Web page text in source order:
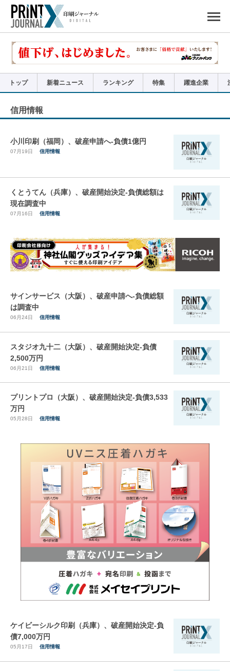
で
リ
ン
トップ 新着ニュース ランキング 特集 躍進企業
信用情報
小川印刷（福岡）、破産申請へ-負債1億円
07月19日 信用情報
くとうてん（兵庫）、破産開始決定-負債総額は
現在調査中
07月16日 信用情報
サインサービス（大阪）、破産申請へ-負債総額
は調査中
06月24日 信用情報
スタジオ九十二（大阪）、破産開始決定-負債
2,500万円
06月21日 信用情報
プリントプロ（大阪）、破産開始決定-負債3,533
万円
05月28日 信用情報
ケイビーシルク印刷（兵庫）、破産開始決定-負
債7,000万円
05月17日 信用情報